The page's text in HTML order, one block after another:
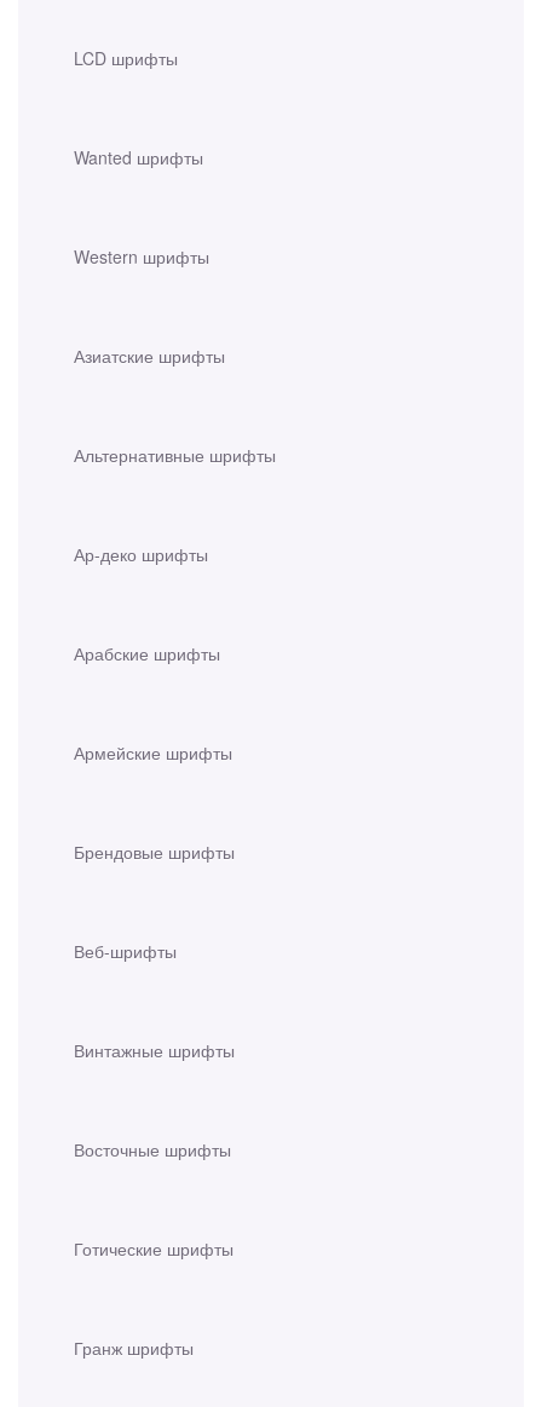
LCD шрифты
Wanted шрифты
Western шрифты
Азиатские шрифты
Альтернативные шрифты
Ар-деко шрифты
Арабские шрифты
Армейские шрифты
Брендовые шрифты
Веб-шрифты
Винтажные шрифты
Восточные шрифты
Готические шрифты
Гранж шрифты